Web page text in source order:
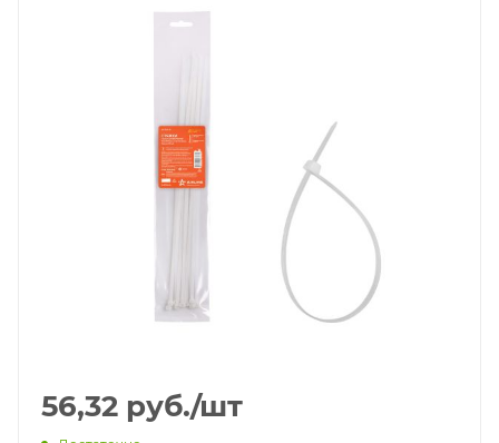
56,32 руб./шт